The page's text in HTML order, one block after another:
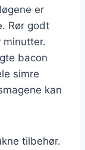
er
Rør godt
minutter.
bacon
simre
kan
tilbehør.